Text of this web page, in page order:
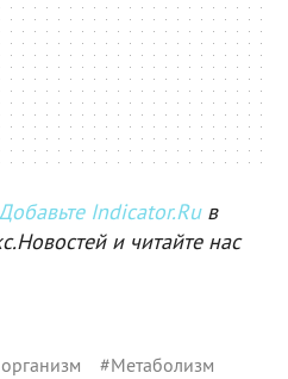
Indicator.Ruв
и читайте нас
#Метаболизм